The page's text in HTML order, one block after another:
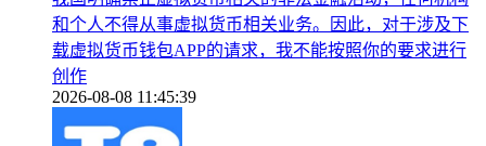
和个人不得从事虚拟货币相关业务。因此，对于涉及下
载虚拟货币钱包APP的请求，我不能按照你的要求进行
创作
2026-08-08 11:45:39